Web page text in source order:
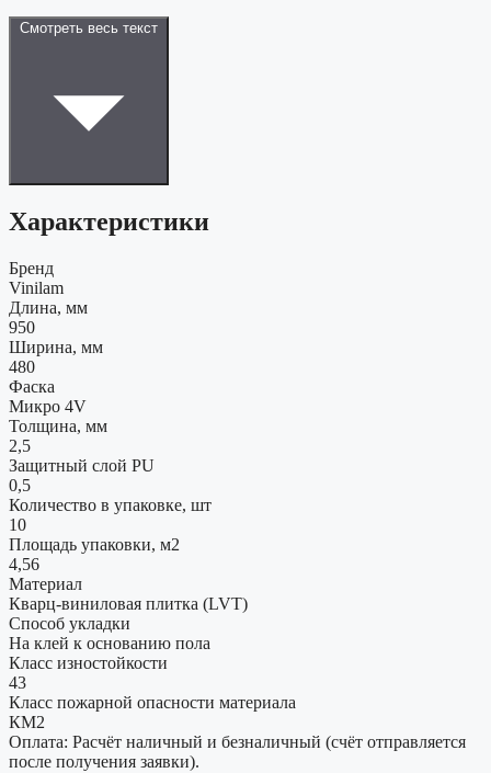
Смотреть весь текст
Характеристики
Бренд
Vinilam
Длина, мм
950
Ширина, мм
480
Фаска
Микро 4V
Толщина, мм
2,5
Защитный слой PU
0,5
Количество в упаковке, шт
10
Площадь упаковки, м2
4,56
Материал
Кварц-виниловая плитка (LVT)
Способ укладки
На клей к основанию пола
Класс изностойкости
43
Класс пожарной опасности материала
КМ2
Оплата: Расчёт наличный и безналичный (счёт отправляется
после получения заявки).